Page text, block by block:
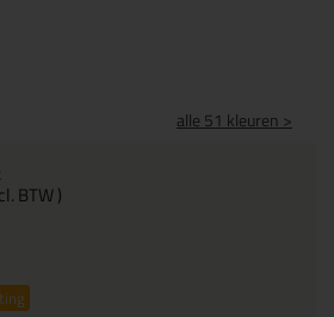
alle 51 kleuren >
BTW )